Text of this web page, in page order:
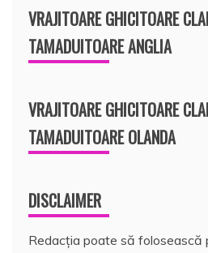
VRAJITOARE GHICITOARE
TAMADUITOARE ANGLIA
VRAJITOARE GHICITOARE
TAMADUITOARE OLANDA
DISCLAIMER
Redacția poate să folosească